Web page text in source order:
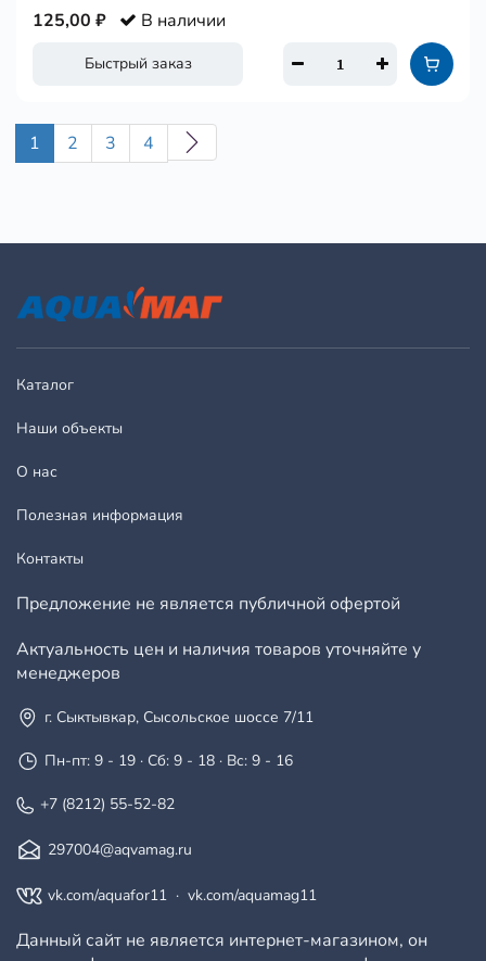
Быстрый заказ
125,00 ₽ В наличии
1 2 3 4
Каталог
Наши объекты
О нас
Полезная информация
Контакты
Предложение не является публичной офертой
Актуальность цен и наличия товаров уточняйте у
менеджеров
г. Сыктывкар, Сысольское шоссе 7/11
Пн-пт: 9 - 19 · Сб: 9 - 18 · Вс: 9 - 16
+7 (8212) 55-52-82
297004@aqvamag.ru
vk.com/aquafor11 · vk.com/aquamag11
Данный сайт не является интернет-магазином, он